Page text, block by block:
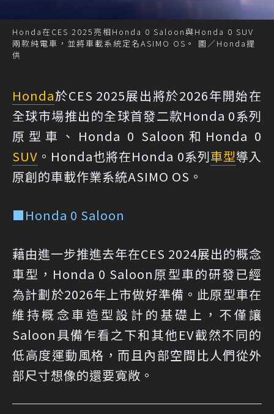
Honda在CES 2025亮相Honda 0 Saloon與Honda 0 SUV
兩款純電車，並將車載系統定名ASIMO OS。 圖／Honda提
供
Honda於CES 2025展出將於2026年開始在
全球市場推出的全球首發二款Honda 0系列
原型車、Honda 0 Saloon和Honda 0
SUV 。Honda也將在Honda 0系列車型導入
原創的車載作業系統ASIMO OS。
■Honda 0 Saloon
藉由進一步推進去年在CES 2024展出的概念
車型，Honda 0 Saloon原型車的研發已經
為計劃於2026年上市做好準備。此原型車在
維持概念車造型設計的基礎上，不僅讓
Saloon具備乍看之下和其他EV截然不同的
低高度運動風格，而且內部空間比人們從外
部尺寸想像的還要寬敞。